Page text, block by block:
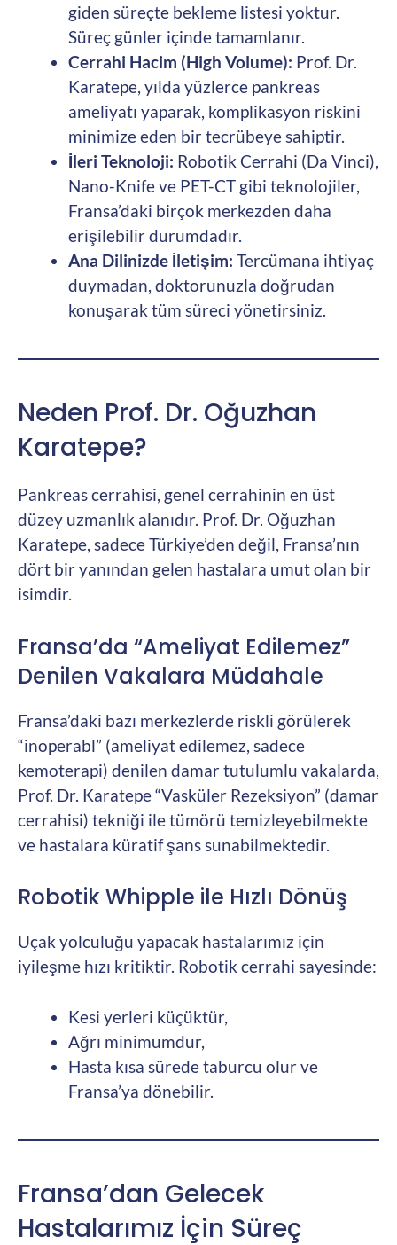
giden süreçte bekleme listesi yoktur.
Süreç günler içinde tamamlanır.
Cerrahi Hacim (High Volume): Prof. Dr.
Karatepe, yılda yüzlerce pankreas
ameliyatı yaparak, komplikasyon riskini
minimize eden bir tecrübeye sahiptir.
İleri Teknoloji: Robotik Cerrahi (Da Vinci),
Nano-Knife ve PET-CT gibi teknolojiler,
Fransa’daki birçok merkezden daha
erişilebilir durumdadır.
Ana Dilinizde İletişim: Tercümana ihtiyaç
duymadan, doktorunuzla doğrudan
konuşarak tüm süreci yönetirsiniz.
Neden Prof. Dr. Oğuzhan
Karatepe?
Pankreas cerrahisi, genel cerrahinin en üst
düzey uzmanlık alanıdır. Prof. Dr. Oğuzhan
Karatepe, sadece Türkiye’den değil, Fransa’nın
dört bir yanından gelen hastalara umut olan bir
isimdir.
Fransa’da “Ameliyat Edilemez”
Denilen Vakalara Müdahale
Fransa’daki bazı merkezlerde riskli görülerek
“inoperabl” (ameliyat edilemez, sadece
kemoterapi) denilen damar tutulumlu vakalarda,
Prof. Dr. Karatepe “Vasküler Rezeksiyon” (damar
cerrahisi) tekniği ile tümörü temizleyebilmekte
ve hastalara küratif şans sunabilmektedir.
Robotik Whipple ile Hızlı Dönüş
Uçak yolculuğu yapacak hastalarımız için
iyileşme hızı kritiktir. Robotik cerrahi sayesinde:
Kesi yerleri küçüktür,
Ağrı minimumdur,
Hasta kısa sürede taburcu olur ve
Fransa’ya dönebilir.
Fransa’dan Gelecek
Hastalarımız İçin Süreç